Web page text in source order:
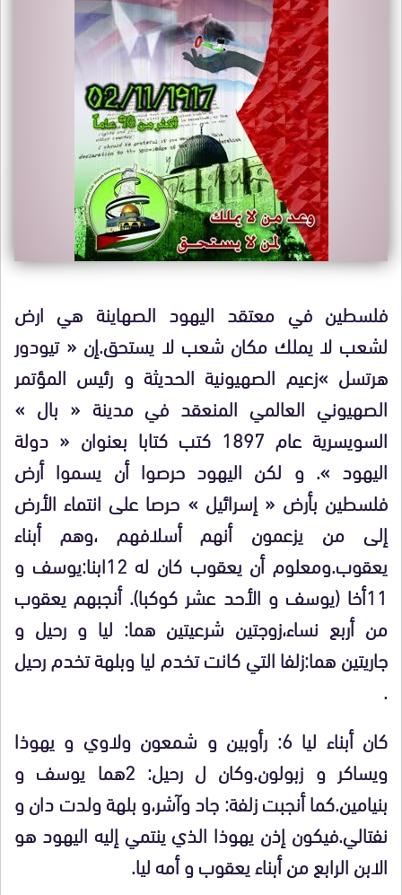
فلسطين في معتقد اليهود الصهاينة هي ارض
لشعب لا يملك مكان شعب لا يستحق.إن « تيودور
هرتسل »زعيم الصهيونية الحديثة و رئيس المؤتمر
الصهيوني العالمي المنعقد في مدينة « بال »
السويسرية عام 1897 كتب كتابا بعنوان « دولة
اليهود ». و لكن اليهود حرصوا أن يسموا أرض
فلسطين بأرض « إسرائيل » حرصا على انتماء الأرض
إلى من يزعمون أنهم أسلافهم ،وهم أبناء
يعقوب.ومعلوم أن يعقوب كان له 12ابنا:يوسف و
11أخا (يوسف و الأحد عشر كوكبا). أنجبهم يعقوب
من أربع نساء،زوجتين شرعيتين هما: ليا و رحيل و
جاريتين هما:زلفا التي كانت تخدم ليا وبلهة تخدم رحيل
.
كان أبناء ليا 6: رأوبين و شمعون ولاوي و يهوذا
ويساكر و زبولون.وكان ل رحيل: 2هما يوسف و
بنيامين.كما أنجبت زلفة: جاد وآشر،و بلهة ولدت دان و
نفتالي.فيكون إذن يهوذا الذي ينتمي إليه اليهود هو
الابن الرابع من أبناء يعقوب و أمه ليا.